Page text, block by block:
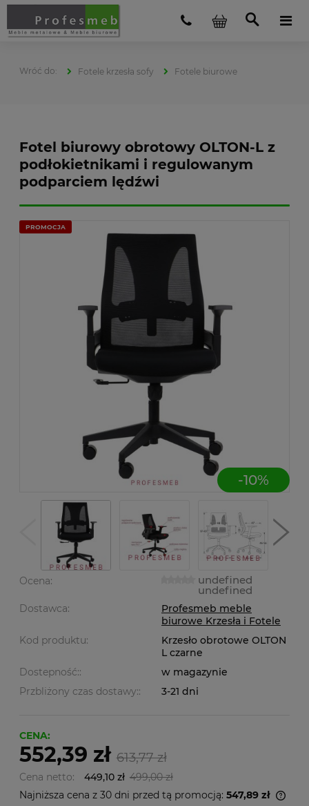
Fotele krzesła sofy Fotele biurowe
Fotel biurowy obrotowy OLTON-L z
podłokietnikami i regulowanym
podparciem lędźwi
PROMOCJA
-10%
Ocena: undefined
undefined
Dostawca:
Profesmeb meble
biurowe Krzesła i Fotele
Kod produktu:
Krzesło obrotowe OLTON
L czarne
Dostepność::
w magazynie
Przbliżony czas dostawy::
3-21 dni
CENA:
552,39 zł 613,77 zł
Cena netto: 449,10 zł 499,00 zł
Najniższa cena z 30 dni przed tą promocją: 547,89 zł